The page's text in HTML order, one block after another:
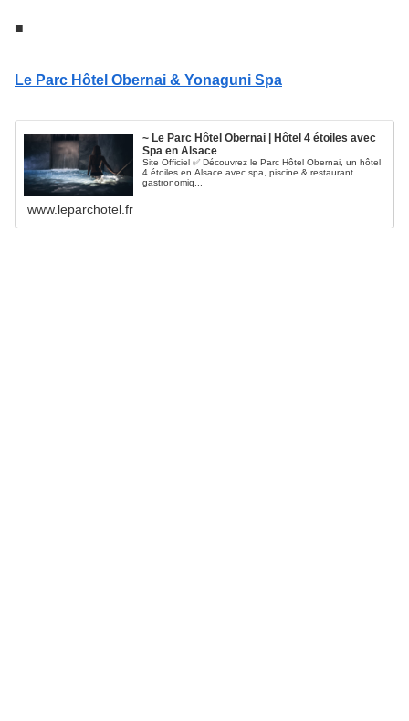
■
Le Parc Hôtel Obernai & Yonaguni Spa
~ Le Parc Hôtel Obernai | Hôtel 4 étoiles avec
Spa en Alsace
Site Officiel ✅ Découvrez le Parc Hôtel Obernai, un hôtel
4 étoiles en Alsace avec spa, piscine & restaurant
gastronomiq...
www.leparchotel.fr